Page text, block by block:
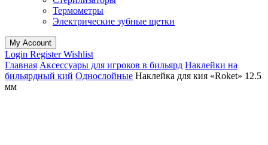
Термометры
Электрические зубные щетки
My Account
Login RegisterWishlist
Главная Аксессуары для игроков в бильярд Наклейки на
бильярдный кий Однослойные Наклейка для кия «Roket» 12.5
мм